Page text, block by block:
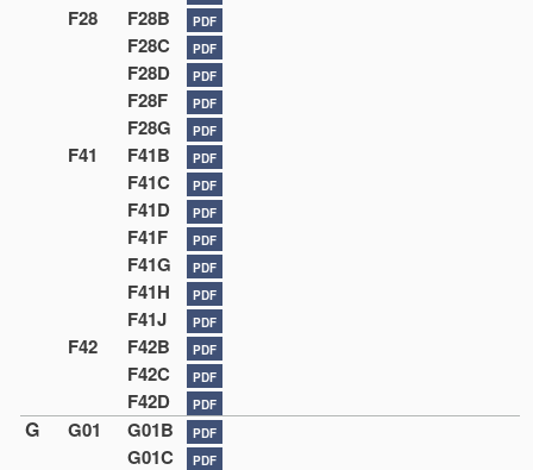
F28 F28B PDF
F28C PDF
F28D PDF
F28F PDF
F28G PDF
F41 F41B PDF
F41C PDF
F41D PDF
F41F PDF
F41G PDF
F41H PDF
F41J PDF
F42 F42B PDF
F42C PDF
F42D PDF
G G01 G01B PDF
G01C PDF